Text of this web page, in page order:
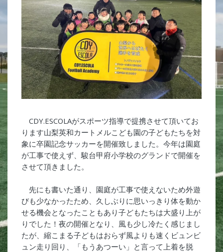
CDY.ESCOLAがスポーツ指導で提携させて頂いてお
ります山梨英和カートメルこども園の子どもたちを対
象に卒園記念サッカーを開催致しました。今年は園庭
が工事で使えず、駿台甲府小学校のグランドで開催を
させて頂きました。
先にも書いた通り、園庭が工事で使えないため外遊
びも少なかったため、久しぶりに思いっきり体を動か
せる機会となったこともあり子どもたちは大盛り上が
りでした！夜の開催となり、風も少し冷たく感じまし
たが、縮こまる子どもはおらず風よりも速くビュンビ
ュン走り回り、「もうあつーい」と言って上着を脱